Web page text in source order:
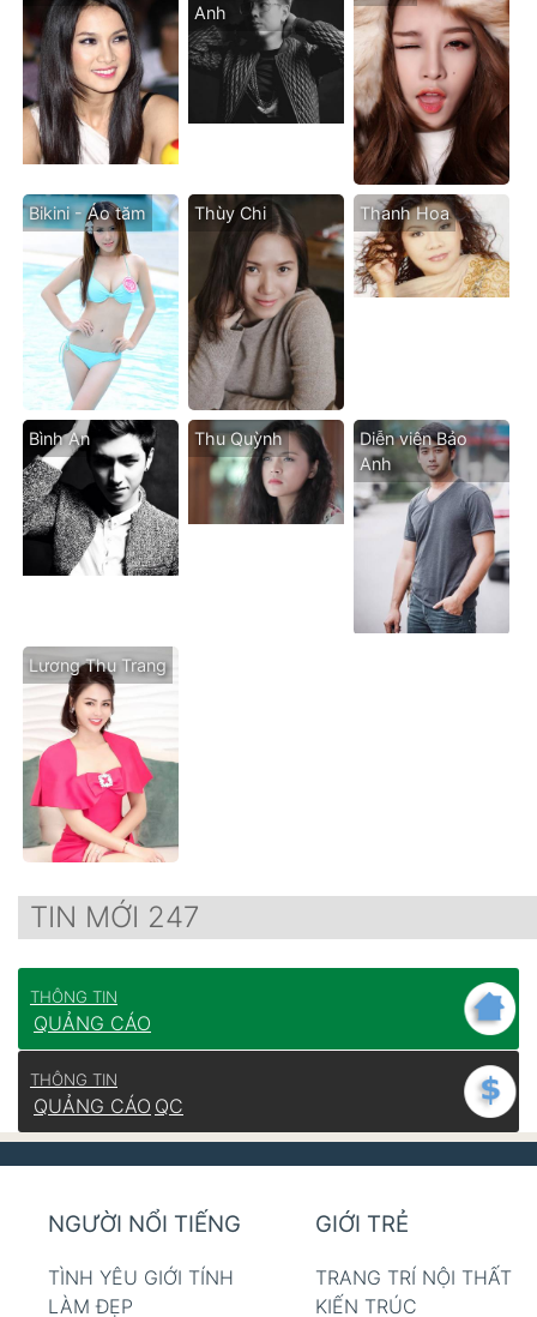
Anh
Bikini - Áo tăm Thùy Chi Thanh Hoa
Bình An Thu Quỳnh
Diễn viên Bảo
Anh
Lương Thu Trang
TIN MỚI 247
THÔNG TIN
QUẢNG CÁO
THÔNG TIN
QUẢNG CÁO QC
NGƯỜI NỔI TIẾNG
TÌNH YÊU GIỚI TÍNH
LÀM ĐẸP
GIỚI TRẺ
TRANG TRÍ NỘI THẤT
KIẾN TRÚC